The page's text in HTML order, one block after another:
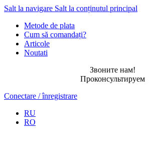
Salt la navigare Salt la conținutul principal
Metode de plata
Cum să comandați?
Articole
Noutati
Звоните нам!
Проконсультируем
Conectare / înregistrare
RU
RO